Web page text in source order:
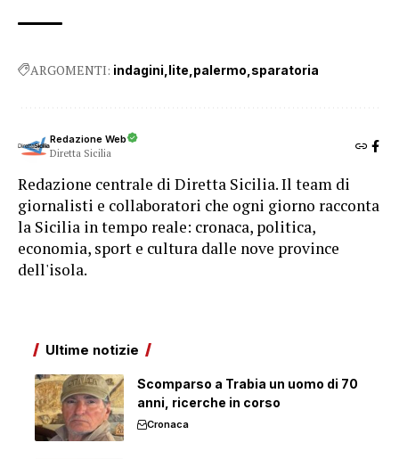
ARGOMENTI: indagini lite palermo sparatoria
Redazione Web
Diretta Sicilia
Redazione centrale di Diretta Sicilia. Il team di
giornalisti e collaboratori che ogni giorno racconta
la Sicilia in tempo reale: cronaca, politica,
economia, sport e cultura dalle nove province
dell'isola.
Ultime notizie
Scomparso a Trabia un uomo di 70
anni, ricerche in corso
Cronaca